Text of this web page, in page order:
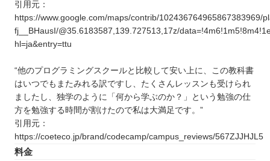
引用元：
https://www.google.com/maps/contrib/102436764965867383969/
fj__BHausI/@35.6183587,139.727513,17z/
hl=ja&entry=ttu
“他のプログラミングスクールと比較して安い上に、この教科書
はいつでもまたみれる訳ですし、たくさんレッスンも受けられ
ましたし、独学のように「何から学ぶのか？」という勉強の仕
方を勉強する時間が割けたので私は大満足です。”
引用元：
https://coeteco.jp/brand/codecamp/campus_reviews/567ZJJHJL5
料金